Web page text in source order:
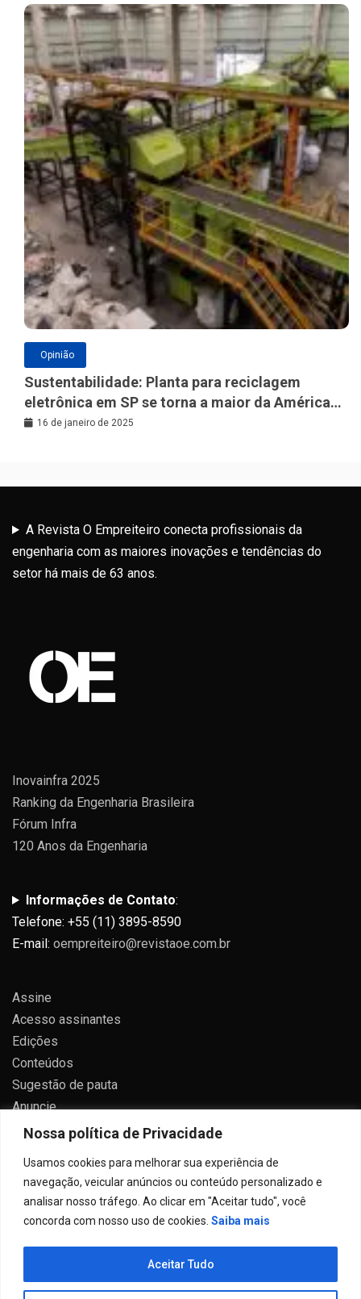
Nossa política de Privacidade
Usamos cookies para melhorar sua experiência de
navegação, veicular anúncios ou conteúdo personalizado e
analisar nosso tráfego. Ao clicar em "Aceitar tudo", você
concorda com nosso uso de cookies. Saiba mais
Aceitar Tudo
Opinião
Sustentabilidade: Planta para reciclagem
eletrônica em SP se torna a maior da América
Latina
16 de janeiro de 2025
A Revista O Empreiteiro conecta profissionais da
engenharia com as maiores inovações e tendências do
setor há mais de 63 anos.
Inovainfra 2025
Ranking da Engenharia Brasileira
Fórum Infra
120 Anos da Engenharia
Informações de Contato:
Telefone: +55 (11) 3895-8590
E-mail: oempreiteiro@revistaoe.com.br
Assine
Acesso assinantes
Edições
Conteúdos
Sugestão de pauta
Anuncie
Contato
Todos direitos reservados 2024.
Proudly powered by WordPress|Theme: Allure News